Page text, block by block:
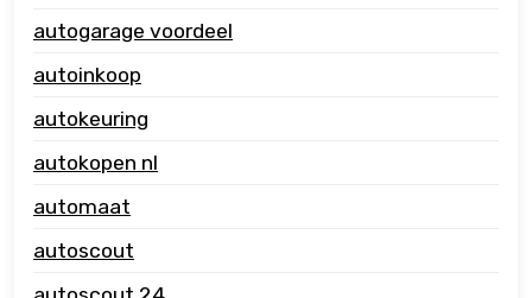
autogarage voordeel
autoinkoop
autokeuring
autokopen nl
automaat
autoscout